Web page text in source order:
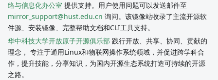
络与信息化办公室 提供支持。用户使用问题可以发送邮件至
mirror_support@hust.edu.cn 询问。该镜像站收录了主流开源软
件源、安装镜像、完整帮助文档和CLI工具支持。
华中科技大学开放原子开源俱乐部 践行开放、共享、协同、贡献的
理念， 专注于通用Linux和物联网操作系统领域，并促进跨学科合
作，提升技能，分享知识，为国内开源生态系统打造可持续的开源
之路。